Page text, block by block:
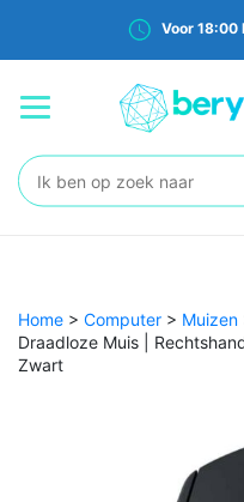
Voor 18:00
Zoeken:
Home > Computer > Muizen
Draadloze Muis |
Zwart